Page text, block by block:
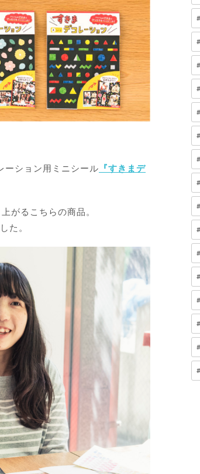
ション用ミニシール 『すきまデ
がるこちらの商品。
た。